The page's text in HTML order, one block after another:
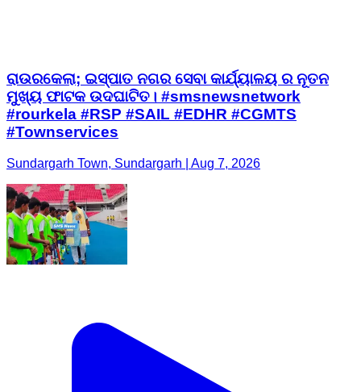
ରାଉରକେଲା; ଇସ୍ପାତ ନଗର ସେବା କାର୍ଯ୍ୟାଳୟ ର ନୂତନ
ମୁଖ୍ୟ ଫାଟକ ଉଦଘାଟିତ। #smsnewsnetwork
#rourkela #RSP #SAIL #EDHR #CGMTS
#Townservices
Sundargarh Town, Sundargarh | Aug 7, 2026